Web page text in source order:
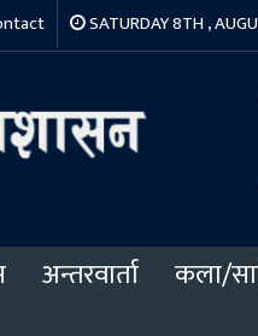
SATURDAY 8TH ,
अन्तरवार्ता कला/